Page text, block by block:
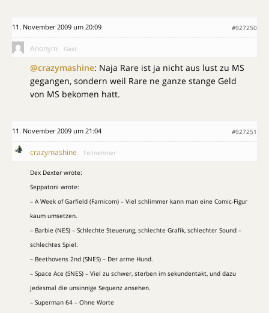
11. November 2009 um 20:09 #927250
Anonym Gast
@crazymashine: Naja Rare ist ja nicht aus lust zu MS
gegangen, sondern weil Rare ne ganze stange Geld
von MS bekomen hatt.
11. November 2009 um 21:04 #927251
crazymashine Teilnehmer
Dex Dexter wrote:
Seppatoni wrote:
– A Week of Garfield (Famicom) – Viel schlimmer kann man eine Comic-Figur
kaum umsetzen.
– Barbie (NES) – Schlechte Steuerung, schlechte Grafik, schlechter Sound –
schlechtes Spiel.
– Beethovens 2nd (SNES) – Der arme Hund.
– Space Ace (SNES) – Viel zu schwer, sterben im sekundentakt, und dazu
jedesmal die unsinnige Sequenz ansehen.
– Superman 64 – Ohne Worte